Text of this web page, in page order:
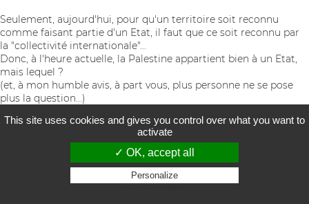
Seulement, aujourd'hui, pour qu'un territoire soit reconnu
comme faisant partie d'un Etat, il faut que ce soit reconnu par
la "collectivité internationale"...
Donc, à l'heure actuelle, la Palestine appartient bien à un Etat,
mais lequel ?
(et, à mon humble avis, à part vous, plus personne ne se pose
plus la question...)
(*) En réalité, à ce qu'on sait, les anglais n'en avaient rien à f...
d'un "foyer pour les juifs", mais c'était une astuce pour préserver
leurs intérêts dans la région et contrer les visées des autres
This site uses cookies and gives you control over what you want to
activate
✓ OK, accept all
Personalize